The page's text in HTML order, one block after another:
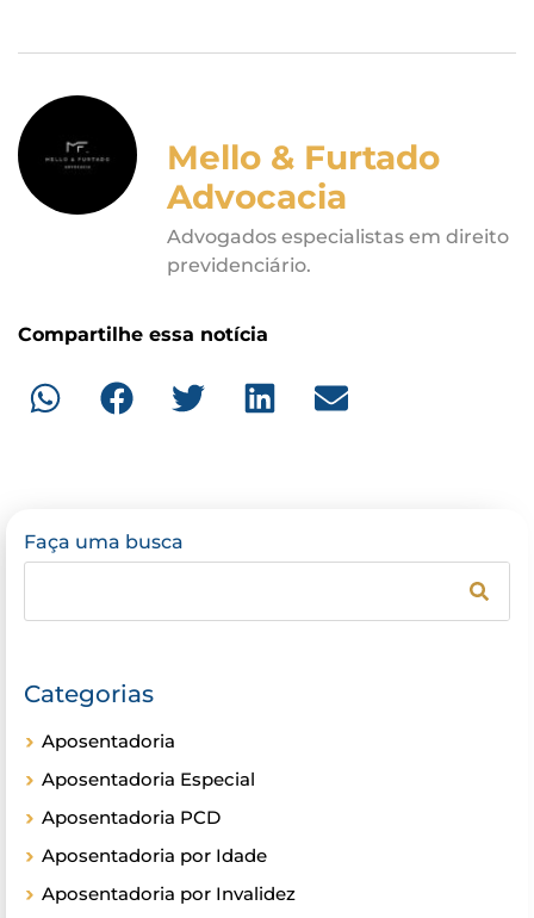
Mello & Furtado
Advocacia
Advogados especialistas em direito
previdenciário.
Compartilhe essa notícia
Faça uma busca
Categorias
Aposentadoria
Aposentadoria Especial
Aposentadoria PCD
Aposentadoria por Idade
Aposentadoria por Invalidez